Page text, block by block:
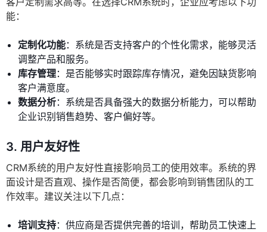
能：
定制化功能：系统是否支持客户的个性化需求，能够灵活
调整产品和服务。
库存管理：是否能够实时跟踪库存情况，避免因缺货影响
客户满意度。
数据分析：系统是否具备强大的数据分析能力，可以帮助
企业识别销售趋势、客户偏好等。
3. 用户友好性
CRM系统的用户友好性直接影响员工的使用效率。系统的界
面设计是否直观、操作是否简便，都会影响到销售团队的工
作效率。建议关注以下几点：
培训支持：供应商是否提供完善的培训，帮助员工快速上